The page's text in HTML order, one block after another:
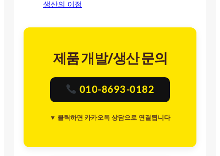
생산의 이점
제품 개발/생산 문의
010-8693-0182
▼ 클릭하면 카카오톡 상담으로 연결됩니다